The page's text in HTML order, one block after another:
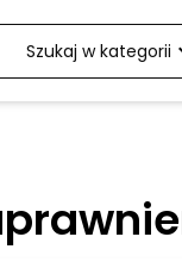
Szukaj w kategorii